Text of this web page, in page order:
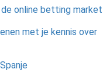
online betting market
met je kennis over